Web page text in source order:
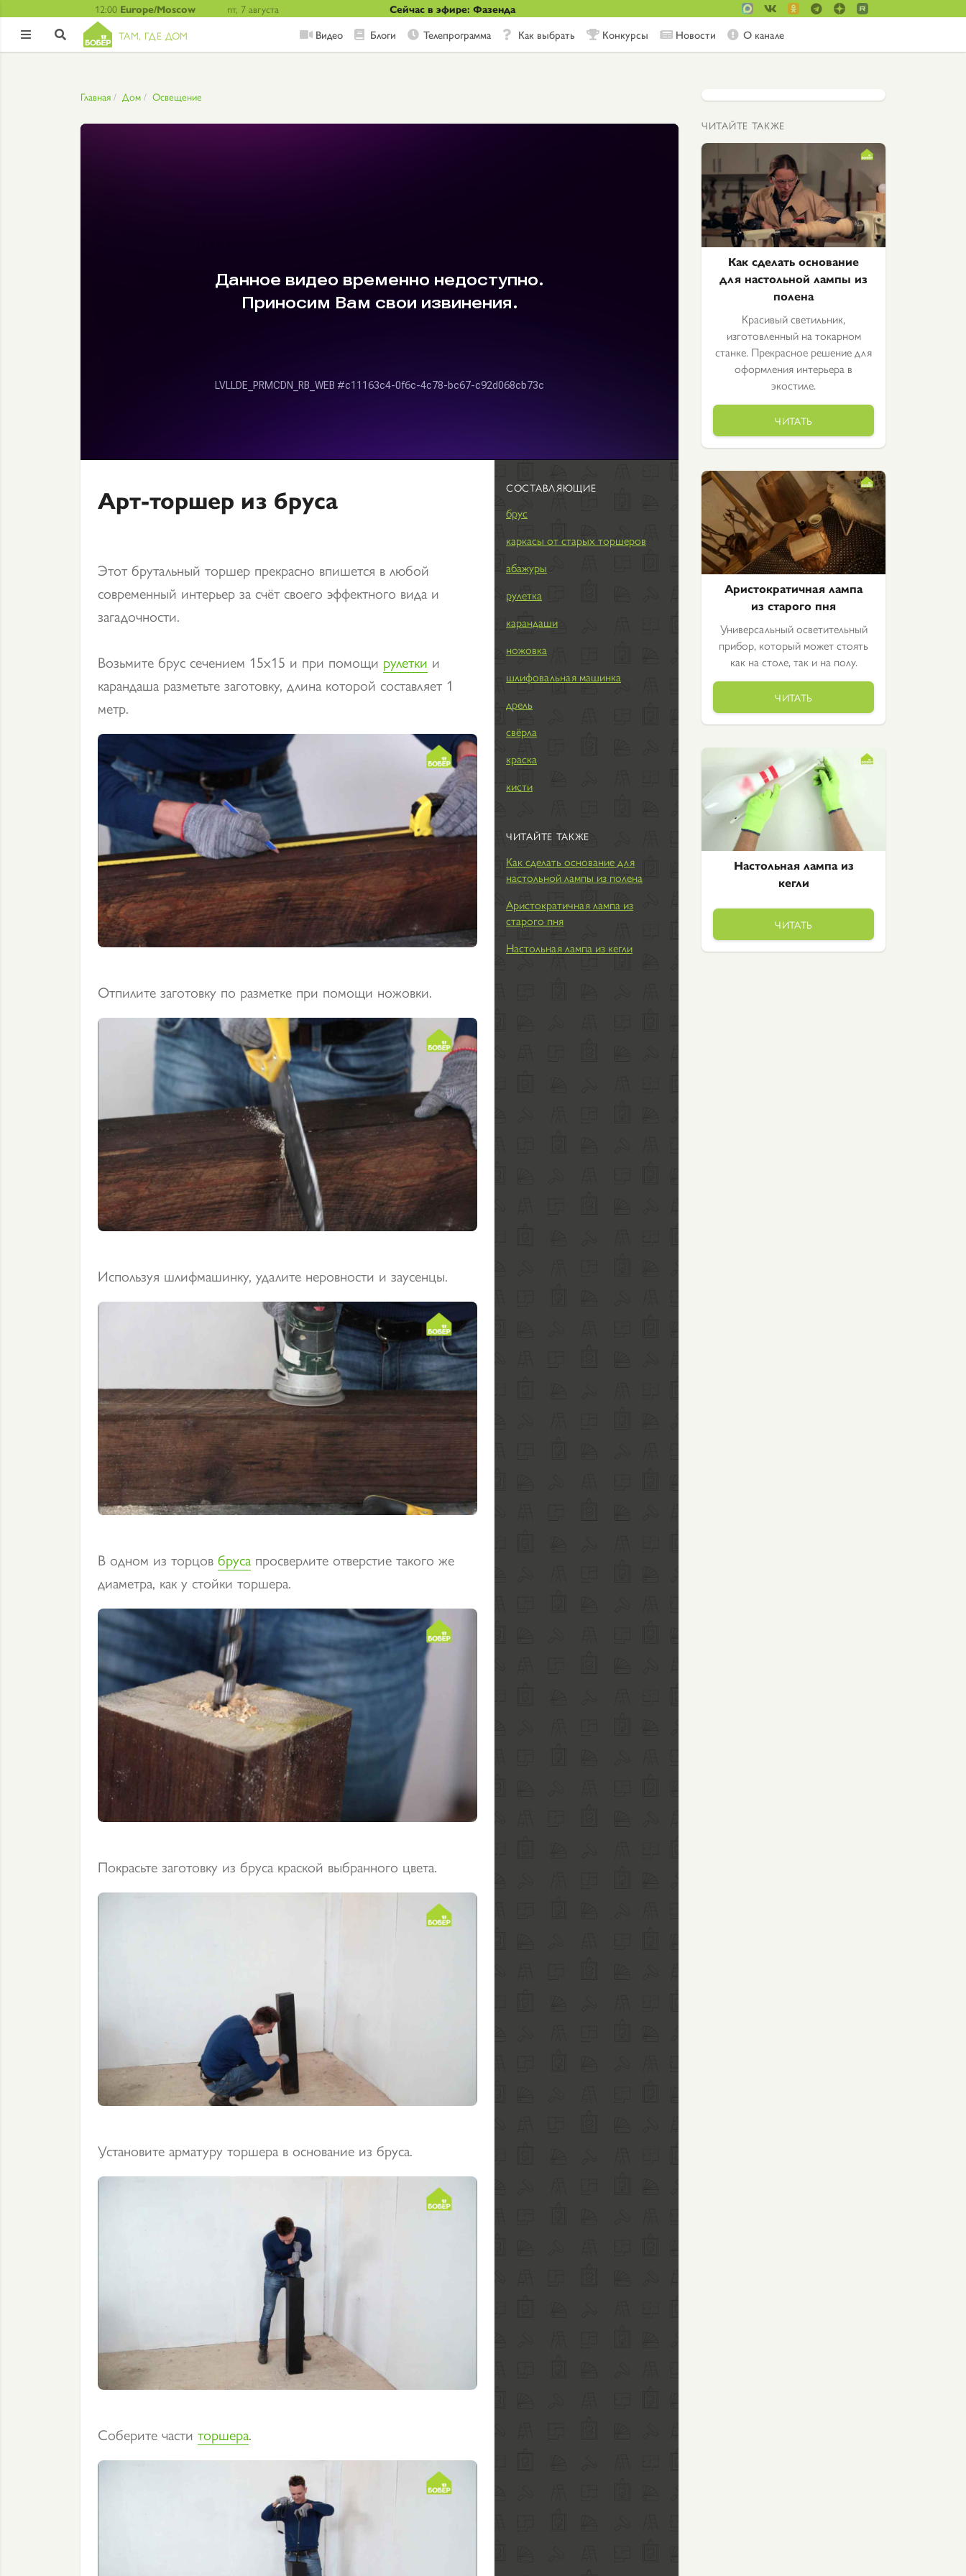
12:00 Europe/Moscow пт, 7 августа Сейчас в эфире: Фазенда
  ТАМ, ГДЕ ДОМ Видео Блоги Телепрограмма Как выбрать Конкурсы Новости О канале
Главная Дом Освещение
Арт-торшер из бруса
Этот брутальный торшер прекрасно впишется в любой
современный интерьер за счёт своего эффектного вида и
загадочности.
Возьмите брус сечением 15х15 и при помощи рулетки и
карандаша разметьте заготовку, длина которой составляет 1
метр.
Отпилите заготовку по разметке при помощи ножовки.
Используя шлифмашинку, удалите неровности и заусенцы.
В одном из торцов бруса просверлите отверстие такого же
диаметра, как у стойки торшера.
Покрасьте заготовку из бруса краской выбранного цвета.
Установите арматуру торшера в основание из бруса.
Соберите части торшера.
СОСТАВЛЯЮЩИЕ
брус
каркасы от старых торшеров
абажуры
рулетка
карандаши
ножовка
шлифовальная машинка
дрель
свёрла
краска
кисти
ЧИТАЙТЕ ТАКЖЕ
Как сделать основание для
настольной лампы из полена
Аристократичная лампа из
старого пня
Настольная лампа из кегли
ЧИТАЙТЕ ТАКЖЕ
Как сделать основание
для настольной лампы из
полена
Красивый светильник,
изготовленный на токарном
станке. Прекрасное решение для
оформления интерьера в
экостиле.
ЧИТАТЬ
Аристократичная лампа
из старого пня
Универсальный осветительный
прибор, который может стоять
как на столе, так и на полу.
ЧИТАТЬ
Настольная лампа из
кегли
ЧИТАТЬ